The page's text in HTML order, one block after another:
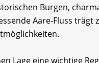
Burgen,
Aare-Fluss trägt
Lage eine wichtige